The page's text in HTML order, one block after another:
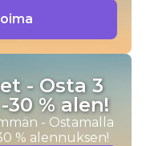
- Osta 3
% alen!
- Ostamalla
% alennuksen!